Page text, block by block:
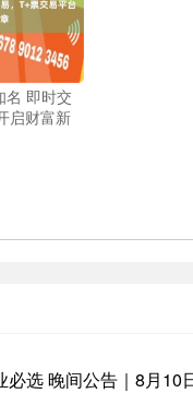
名 即时交
启财富新
必选 晚间公告｜8月10